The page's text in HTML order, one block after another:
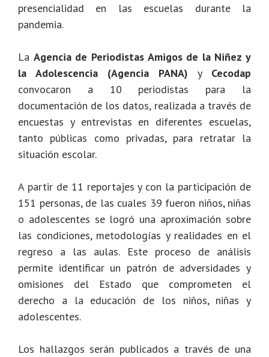
presencialidad en las escuelas durante la
pandemia.
La Agencia de Periodistas Amigos de la Niñez y
la Adolescencia (Agencia PANA) y Cecodap
convocaron a 10 periodistas para la
documentación de los datos, realizada a través de
encuestas y entrevistas en diferentes escuelas,
tanto públicas como privadas, para retratar la
situación escolar.
A partir de 11 reportajes y con la participación de
151 personas, de las cuales 39 fueron niños, niñas
o adolescentes se logró una aproximación sobre
las condiciones, metodologías y realidades en el
regreso a las aulas. Este proceso de análisis
permite identificar un patrón de adversidades y
omisiones del Estado que comprometen el
derecho a la educación de los niños, niñas y
adolescentes.
Los hallazgos serán publicados a través de una